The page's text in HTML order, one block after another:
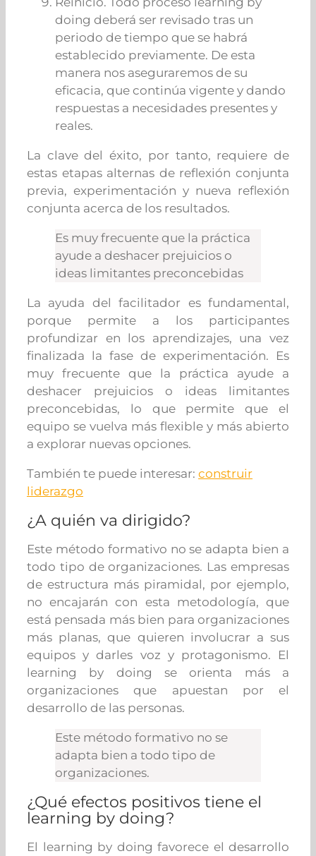
doing deberá ser revisado tras un
periodo de tiempo que se habrá
establecido previamente. De esta
manera nos aseguraremos de su
eficacia, que continúa vigente y dando
respuestas a necesidades presentes y
reales.
La clave del éxito, por tanto, requiere de
estas etapas alternas de reflexión conjunta
previa, experimentación y nueva reflexión
conjunta acerca de los resultados.
Es muy frecuente que la práctica
ayude a deshacer prejuicios o
ideas limitantes preconcebidas
La ayuda del facilitador es fundamental,
porque permite a los participantes
profundizar en los aprendizajes, una vez
finalizada la fase de experimentación. Es
muy frecuente que la práctica ayude a
deshacer prejuicios o ideas limitantes
preconcebidas, lo que permite que el
equipo se vuelva más flexible y más abierto
a explorar nuevas opciones.
También te puede interesar: construir
liderazgo
¿A quién va dirigido?
Este método formativo no se adapta bien a
todo tipo de organizaciones. Las empresas
de estructura más piramidal, por ejemplo,
no encajarán con esta metodología, que
está pensada más bien para organizaciones
más planas, que quieren involucrar a sus
equipos y darles voz y protagonismo. El
learning by doing se orienta más a
organizaciones que apuestan por el
desarrollo de las personas.
Este método formativo no se
adapta bien a todo tipo de
organizaciones.
¿Qué efectos positivos tiene el
learning by doing?
El learning by doing favorece el desarrollo